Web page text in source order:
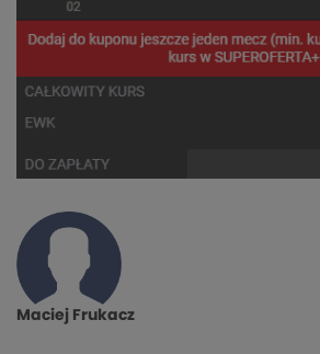
Maciej Frukacz